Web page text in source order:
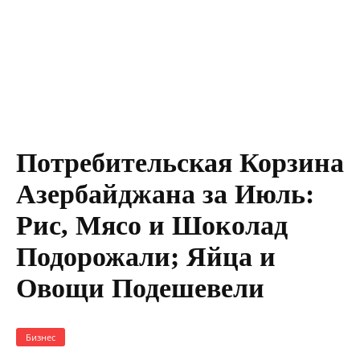
Потребительская Корзина
Азербайджана за Июль:
Рис, Мясо и Шоколад
Подорожали; Яйца и
Овощи Подешевели
Бизнес